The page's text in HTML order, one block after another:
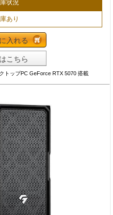
状況
あり
入れる
こちら
トップPC GeForce RTX 5070 搭載